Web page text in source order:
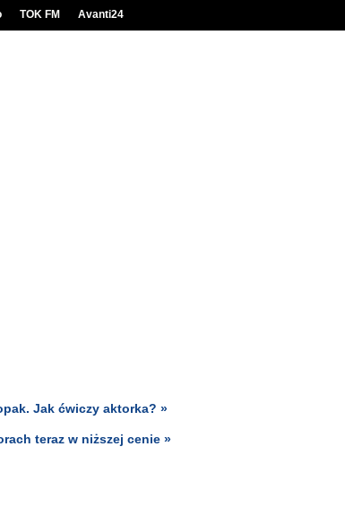
TOK FM Avanti24
Jak ćwiczy aktorka? »
teraz w niższej cenie »